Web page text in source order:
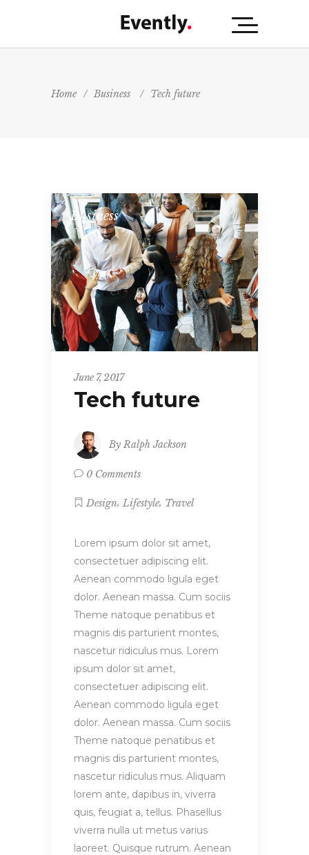
Home / Business / Tech future
Business
June 7, 2017
Tech future
By Ralph Jackson
0 Comments
Design, Lifestyle, Travel
Lorem ipsum dolor sit amet,
consectetuer adipiscing elit.
Aenean commodo ligula eget
dolor. Aenean massa. Cum sociis
Theme natoque penatibus et
magnis dis parturient montes,
nascetur ridiculus mus. Lorem
ipsum dolor sit amet,
consectetuer adipiscing elit.
Aenean commodo ligula eget
dolor. Aenean massa. Cum sociis
Theme natoque penatibus et
magnis dis parturient montes,
nascetur ridiculus mus. Aliquam
lorem ante, dapibus in, viverra
quis, feugiat a, tellus. Phasellus
viverra nulla ut metus varius
laoreet. Quisque rutrum. Aenean